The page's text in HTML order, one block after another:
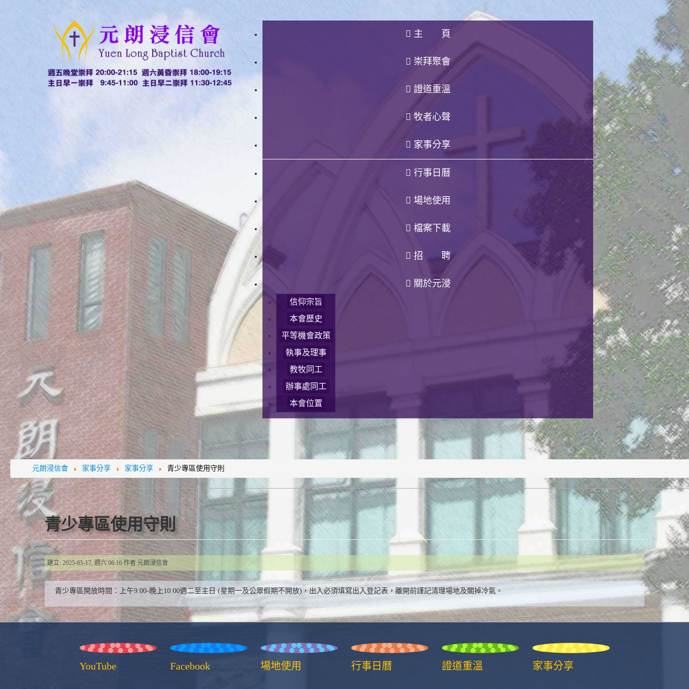
主 頁
崇拜聚會
證道重溫
牧者心聲
家事分享
行事日曆
場地使用
檔案下載
招 聘
關於元浸
信仰宗旨
本會歷史
平等機會政策
執事及理事
教牧同工
辦事處同工
本會位置
元朗浸信會 家事分享 家事分享 青少專區使用守則
青少專區使用守則
建立: 2025-05-17, 週六 06:16 作者 元朗浸信會
青少專區開放時間：上午9:00-晚上10:00週二至主日 (星期一及公眾假期不開放)，出入必須填寫出入登記表，離開前謹記清理場地及關掉冷氣。
YouTube Facebook 場地使用 行事日曆 證道重溫 家事分享